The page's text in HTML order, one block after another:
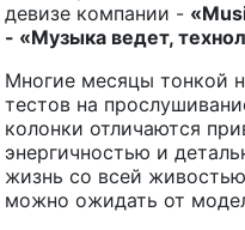
девизе компании - «
- «Музыка ведет,
Многие месяцы тонкой
тестов на
колонки отличаются
энергичностью и
жизнь со всей
можно ожидать от